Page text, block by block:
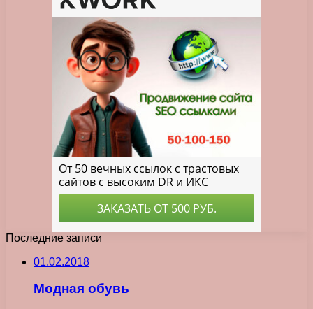
Последние записи
01.02.2018
Модная обувь